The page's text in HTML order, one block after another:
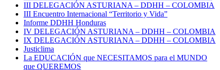
III DELEGACIÓN ASTURIANA – DDHH – COLOMBIA
III Encuentro Internacional “Territorio y Vida”
Informe DDHH Honduras
IV DELEGACIÓN ASTURIANA – DDHH – COLOMBIA
IX DELEGACIÓN ASTURIANA – DDHH – COLOMBIA
Justiclima
La EDUCACIÓN que NECESITAMOS para el MUNDO
que QUEREMOS